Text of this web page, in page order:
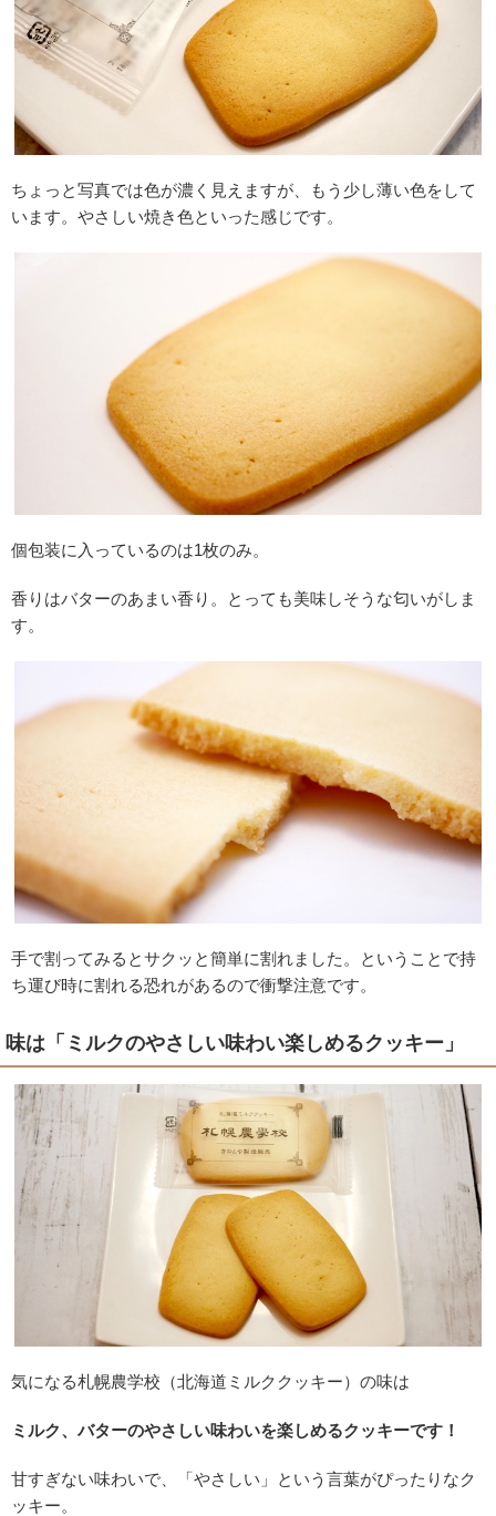
ちょっと写真では色が濃く見えますが、もう少し薄い色をして
います。やさしい焼き色といった感じです。
個包装に入っているのは1枚のみ。
香りはバターのあまい香り。とっても美味しそうな匂いがしま
す。
手で割ってみるとサクッと簡単に割れました。ということで持
ち運び時に割れる恐れがあるので衝撃注意です。
味は「ミルクのやさしい味わい楽しめるクッキー」
気になる札幌農学校（北海道ミルククッキー）の味は
ミルク、バターのやさしい味わいを楽しめるクッキーです！
甘すぎない味わいで、「やさしい」という言葉がぴったりなク
ッキー。